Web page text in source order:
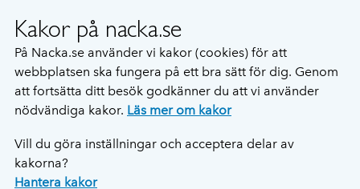
Kakor på nacka.se
På Nacka.se använder vi kakor (cookies) för att
webbplatsen ska fungera på ett bra sätt för dig. Genom
att fortsätta ditt besök godkänner du att vi använder
nödvändiga kakor. Läs mer om kakor
Vill du göra inställningar och acceptera delar av
kakorna?
Hantera kakor